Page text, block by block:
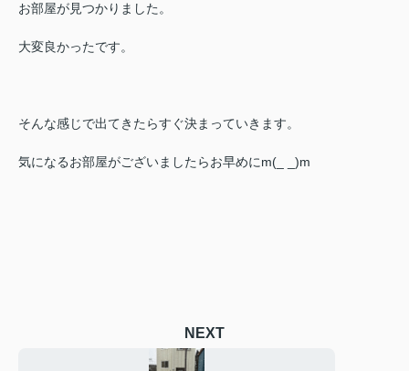
お部屋が見つかりました。
大変良かったです。
そんな感じで出てきたらすぐ決まっていきます。
気になるお部屋がございましたらお早めにm(_ _)m
NEXT